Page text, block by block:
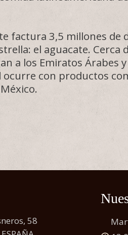
factura 3,5 millones de
el aguacate. Cerca
a los Emiratos Árabes
ocurre con productos
58